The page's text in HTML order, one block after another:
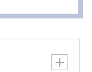
EgovPageLink.do?
문을 참고하시기
EgovPageLink.do?
edu/
터, 스포츠 관련 전
<<제31차 IOA 대학
>> ㅇ기간 및 장소:
년 10월 12일/